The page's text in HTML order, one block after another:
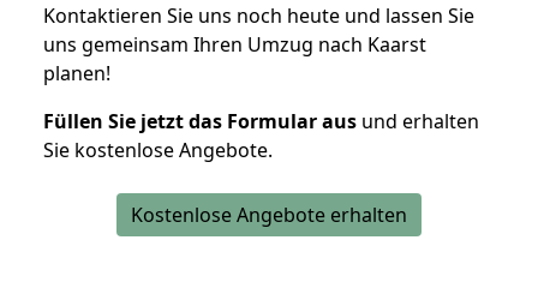
Kontaktieren Sie uns noch heute und lassen Sie
uns gemeinsam Ihren Umzug nach Kaarst
planen!
Füllen Sie jetzt das Formular aus und erhalten
Sie kostenlose Angebote.
Kostenlose Angebote erhalten